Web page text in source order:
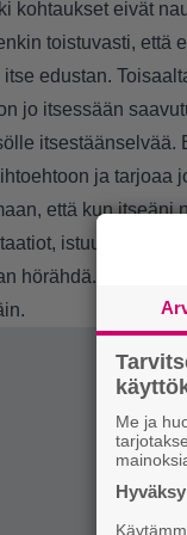
kohtaukset eivät
toistuvasti, että
edustan.
jo itsessään
itsestäänselvää.
ja tarjoaa
että kun
istuu
hörähdä.
Me ja